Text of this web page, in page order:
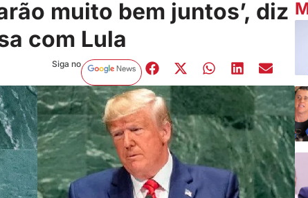
muito bem juntos’, diz
com Lula
Siga no